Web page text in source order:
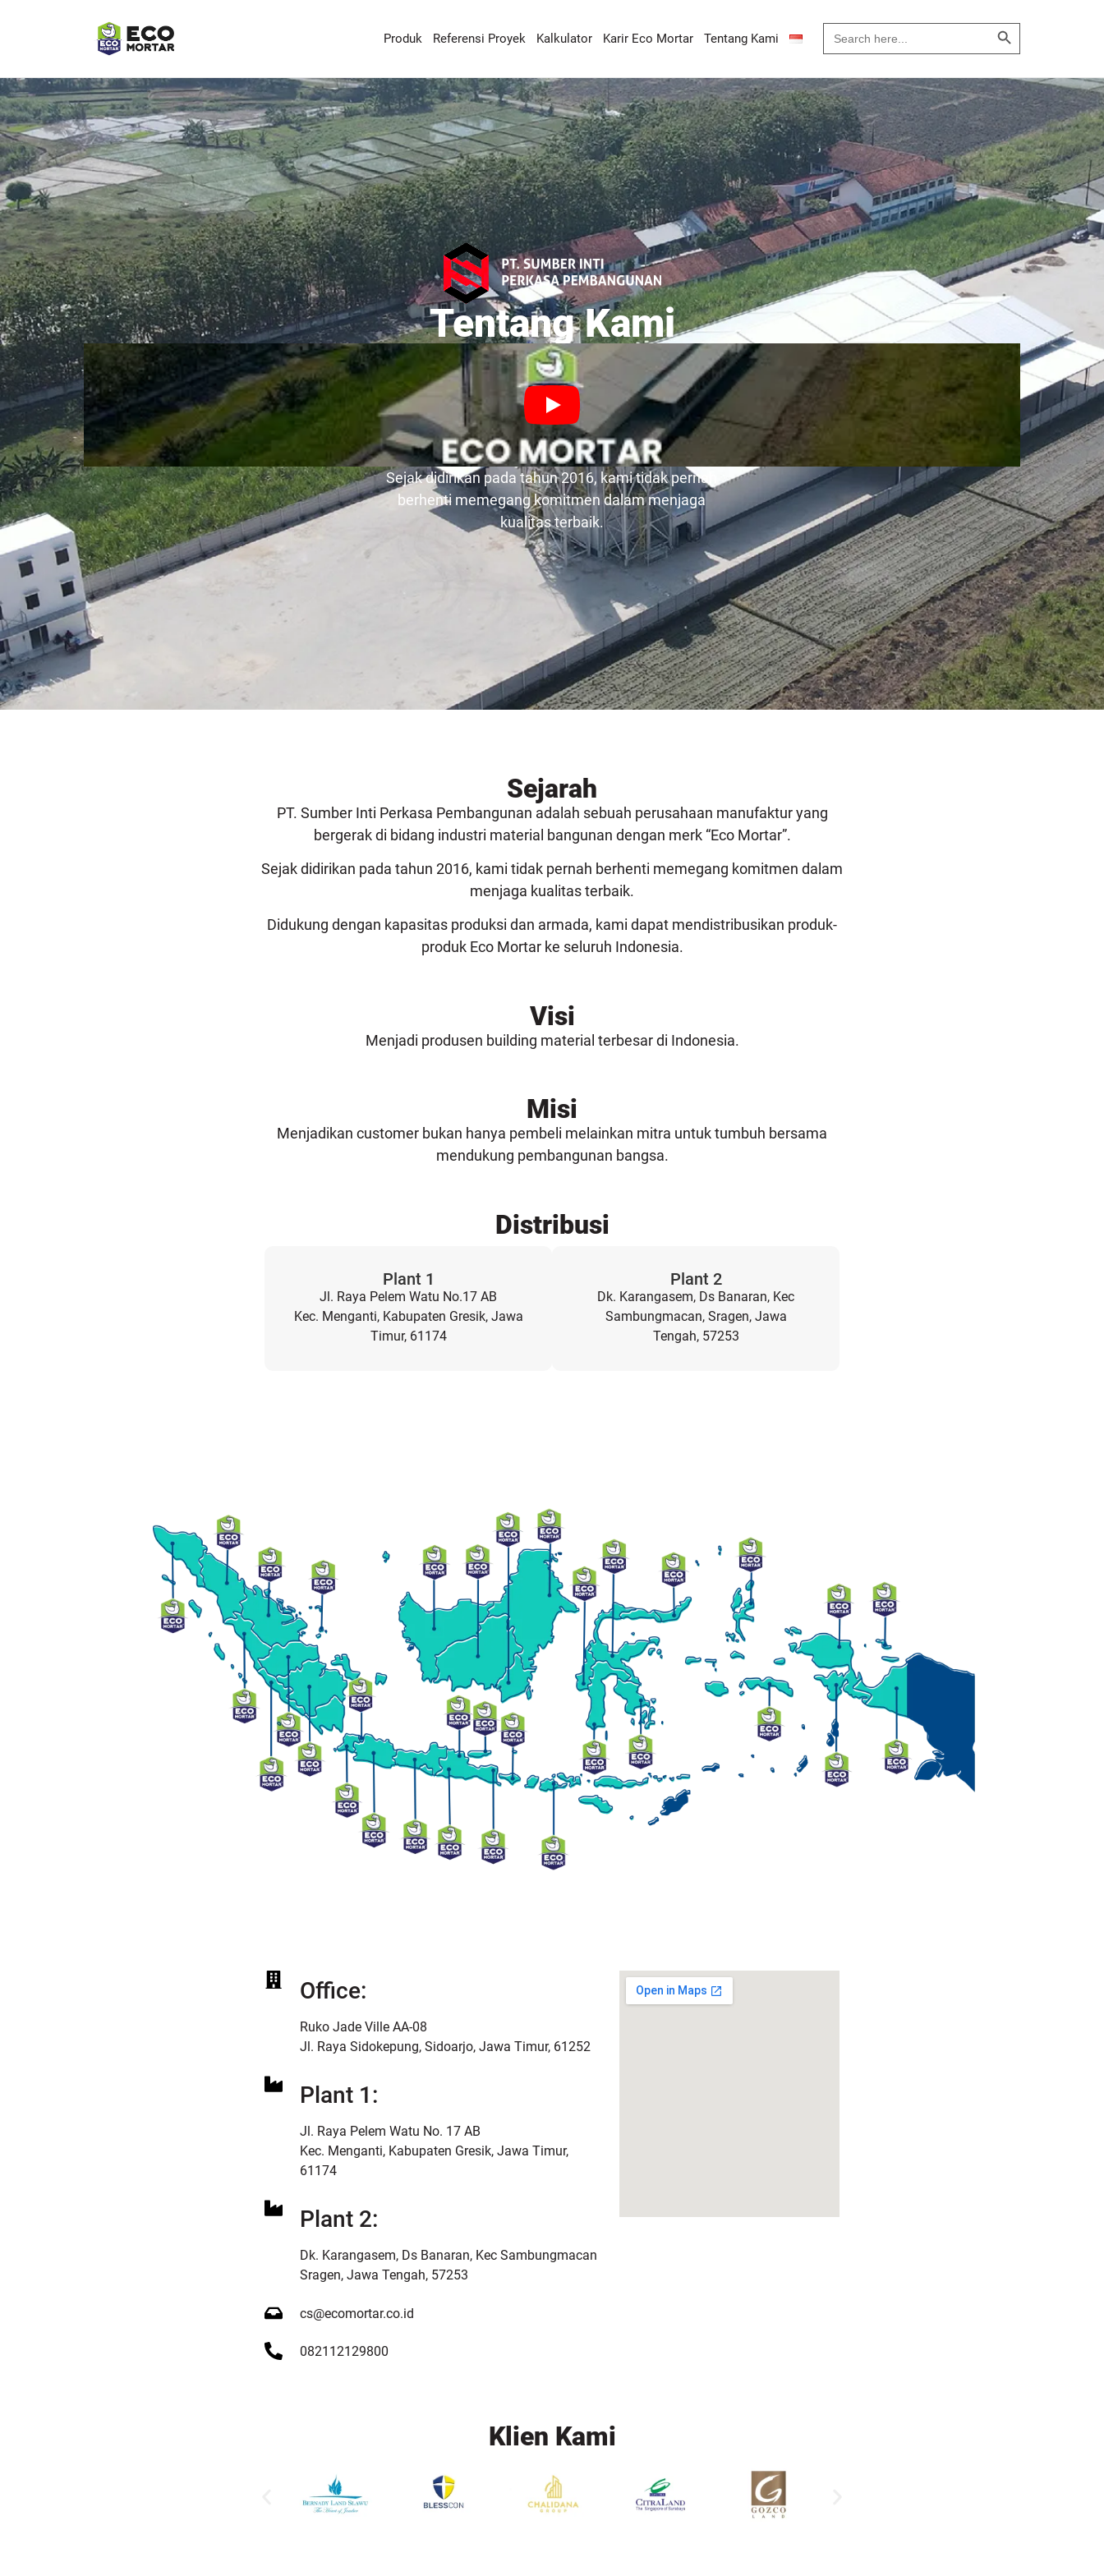
Produk Referensi Proyek Kalkulator Karir Eco Mortar Tentang Kami
for:
Search Button
Tentang Kami
Sejak didirikan pada tahun 2016, kami tidak pernah
berhenti memegang komitmen dalam menjaga
kualitas terbaik.
Sejarah
PT. Sumber Inti Perkasa Pembangunan adalah sebuah perusahaan manufaktur yang
bergerak di bidang industri material bangunan dengan merk “Eco Mortar”.
Sejak didirikan pada tahun 2016, kami tidak pernah berhenti memegang komitmen dalam
menjaga kualitas terbaik.
Didukung dengan kapasitas produksi dan armada, kami dapat mendistribusikan produk-
produk Eco Mortar ke seluruh Indonesia.
Visi
Menjadi produsen building material terbesar di Indonesia.
Misi
Menjadikan customer bukan hanya pembeli melainkan mitra untuk tumbuh bersama
mendukung pembangunan bangsa.
Distribusi
Plant 1
Jl. Raya Pelem Watu No.17 AB
Kec. Menganti, Kabupaten Gresik, Jawa
Timur, 61174
Plant 2
Dk. Karangasem, Ds Banaran, Kec
Sambungmacan, Sragen, Jawa
Tengah, 57253
Office:
Ruko Jade Ville AA-08
Jl. Raya Sidokepung, Sidoarjo, Jawa Timur, 61252
Plant 1:
Jl. Raya Pelem Watu No. 17 AB
Kec. Menganti, Kabupaten Gresik, Jawa Timur,
61174
Plant 2:
Dk. Karangasem, Ds Banaran, Kec Sambungmacan
Sragen, Jawa Tengah, 57253
cs@ecomortar.co.id
082112129800
Klien Kami